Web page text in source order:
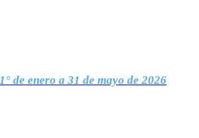
1° de enero a 31 de mayo de 2026